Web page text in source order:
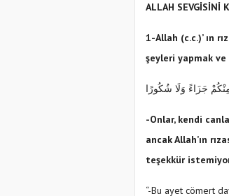
ALLAH SEVGİSİNİ
1-Allah (c.c.)’ ın
şeyleri yapmak
جَزَاءً وَلَا شُكُورًا
-Onlar, kendi
ancak Allah’ın
teşekkür
“-Bu ayet cömert